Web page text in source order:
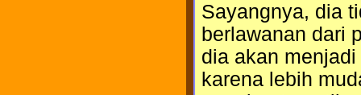
Sayangnya, dia
berlawanan dari
dia akan
karena lebih